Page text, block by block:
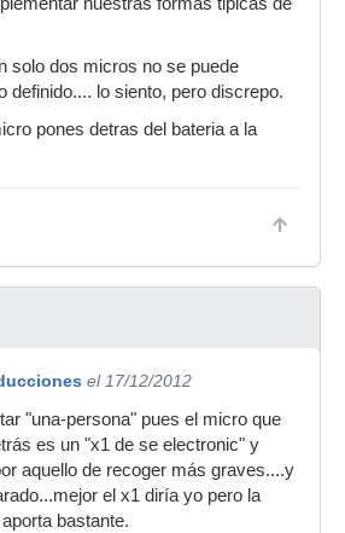
solo dos micros no se puede
definido.... lo siento, pero discrepo.
pones detras del bateria a la
el 17/12/2012
"una-persona" pues el micro que
es un "x1 de se electronic" y
aquello de recoger más graves....y
el x1 diría yo pero la
bastante.